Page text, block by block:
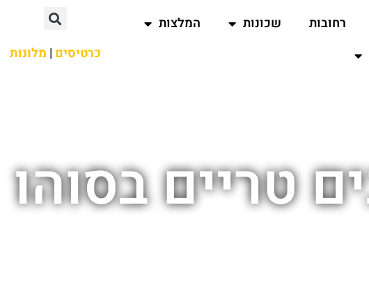
רחובות שכונות
המלצות
כרטיסים | מלונות
טריים בסוהו